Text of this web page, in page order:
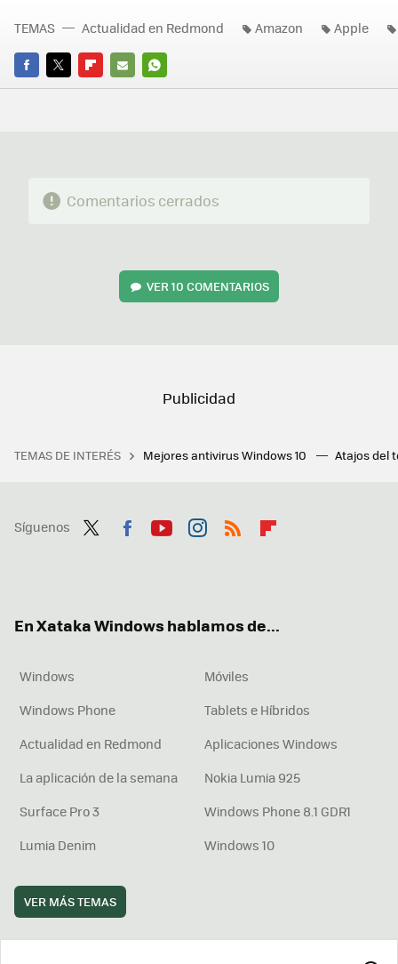
FACEBOOK
TWITTERFLIPBOARD
E-
WHATSAPP
TEMAS Actualidad en Redmond Amazon Apple
Comentarios cerrados
VER10 COMENTARIOS
TEMAS DE INTERÉS Mejores antivirus Windows 10 Atajos del
Síguenos
En Xataka Windows hablamos de...
Windows
Móviles
Windows Phone
Tablets e Híbridos
Actualidad en Redmond
Aplicaciones Windows
La aplicación de la semana
Nokia Lumia 925
Surface Pro 3
Windows Phone 8.1 GDR1
Lumia Denim
Windows 10
VER MÁS TEMAS